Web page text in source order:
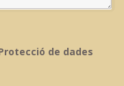
de dades